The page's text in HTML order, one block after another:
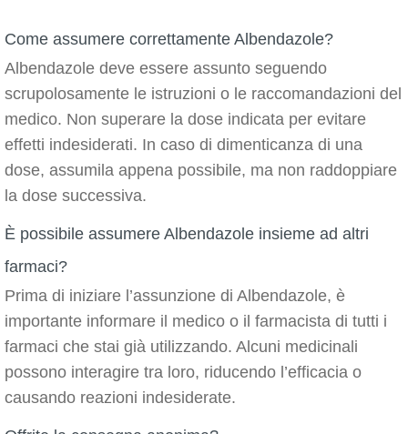
Come assumere correttamente Albendazole?
Albendazole deve essere assunto seguendo
scrupolosamente le istruzioni o le raccomandazioni del
medico. Non superare la dose indicata per evitare
effetti indesiderati. In caso di dimenticanza di una
dose, assumila appena possibile, ma non raddoppiare
la dose successiva.
È possibile assumere Albendazole insieme ad altri
farmaci?
Prima di iniziare l’assunzione di Albendazole, è
importante informare il medico o il farmacista di tutti i
farmaci che stai già utilizzando. Alcuni medicinali
possono interagire tra loro, riducendo l’efficacia o
causando reazioni indesiderate.